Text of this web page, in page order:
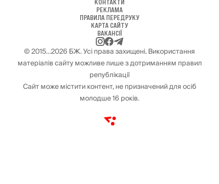
КОНТАКТИ
РЕКЛАМА
ПРАВИЛА ПЕРЕДРУКУ
КАРТА САЙТУ
ВАКАНСІЇ
© 2015…2026 БЖ. Усі права захищені. Використання
матеріалів сайту можливе лише з дотриманням правил
републікації
Сайт може містити контент, не призначений для осіб
молодше 16 років.